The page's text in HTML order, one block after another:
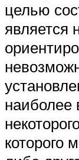
целью
является
наиболее
которого